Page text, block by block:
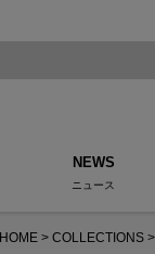
NEWS
ニュース
HOME COLLECTIONS